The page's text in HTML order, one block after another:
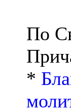
По
*